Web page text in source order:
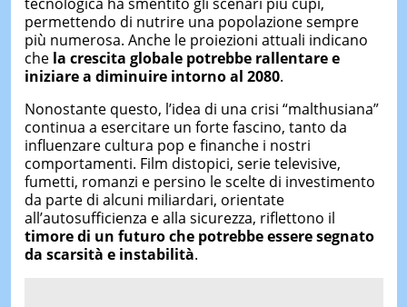
permettendo di nutrire una popolazione sempre
più numerosa. Anche le proiezioni attuali indicano
che la crescita globale potrebbe rallentare e
iniziare a diminuire intorno al 2080.
Nonostante questo, l’idea di una crisi “malthusiana”
continua a esercitare un forte fascino, tanto da
influenzare cultura pop e finanche i nostri
comportamenti. Film distopici, serie televisive,
fumetti, romanzi e persino le scelte di investimento
da parte di alcuni miliardari, orientate
all’autosufficienza e alla sicurezza, riflettono il
timore di un futuro che potrebbe essere segnato
da scarsità e instabilità.